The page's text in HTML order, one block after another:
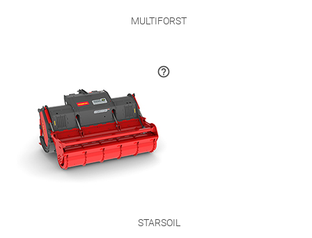
MULTIFORST
STARSOIL